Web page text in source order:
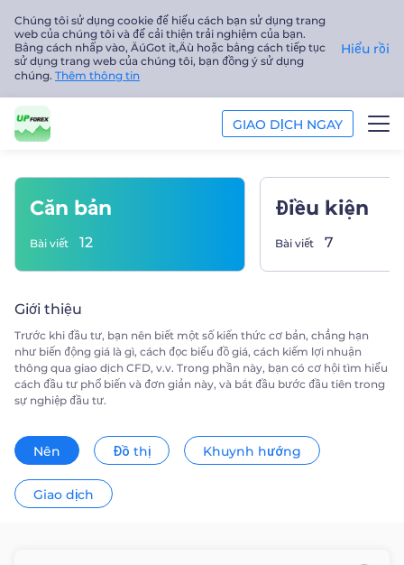
Chúng tôi sử dụng cookie để hiểu cách bạn sử dụng trang
web của chúng tôi và để cải thiện trải nghiệm của bạn.
Bằng cách nhấp vào‚ ÄúGot it‚Äù hoặc bằng cách tiếp tục
sử dụng trang web của chúng tôi, bạn đồng ý sử dụng
chúng. Thêm thông tin
Hiểu rồi
GIAO DỊCH NGAY
GIAO DỊCH
NỀN TẢNG
PHÂN TÍCH
GIÁO DỤC
Công ty
Tiếng Việt
Trader
Căn bản
Bài viết 12
Điều kiện
Bài viết 7
Giới thiệu
Trước khi đầu tư, bạn nên biết một số kiến thức cơ bản, chẳng hạn
như biến động giá là gì, cách đọc biểu đồ giá, cách kiếm lợi nhuận
thông qua giao dịch CFD, v.v. Trong phần này, bạn có cơ hội tìm hiểu
cách đầu tư phổ biến và đơn giản này, và bắt đầu bước đầu tiên trong
sự nghiệp đầu tư.
Nên Đồ thị Khuynh hướng
Giao dịch